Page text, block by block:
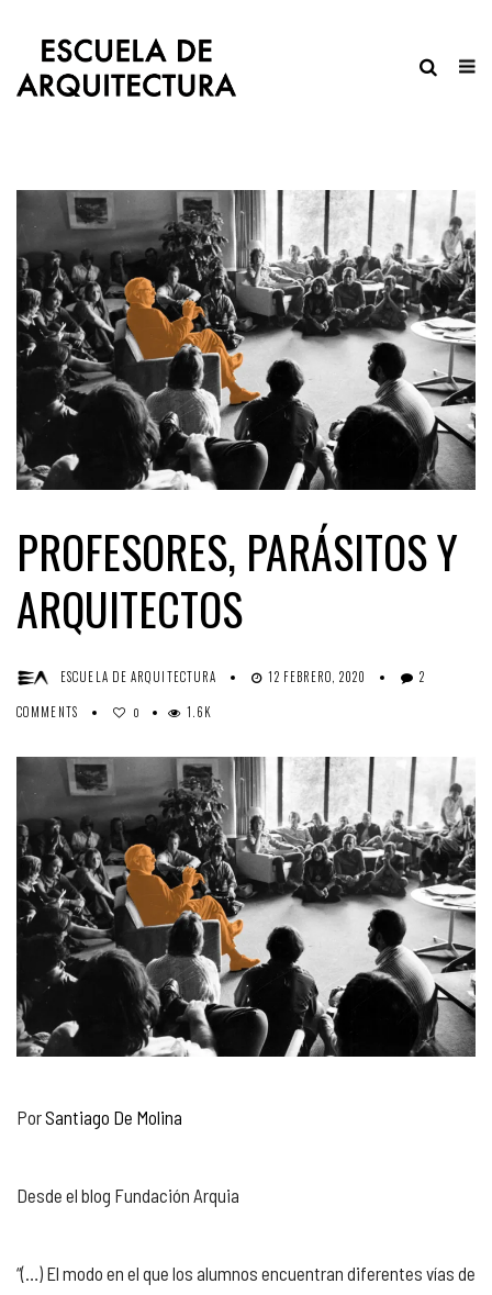
PROFESORES, PARÁSITOS Y
ARQUITECTOS
ESCUELA DE ARQUITECTURA 12 FEBRERO, 2020 2
COMMENTS 0 1.6K
PorSantiago De Molina
Desde el blog Fundación Arquia
“(…) El modo en el que los alumnos encuentran diferentes vías de